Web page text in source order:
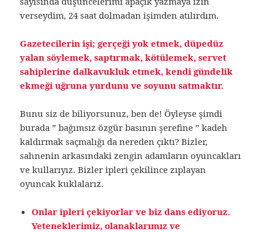
verseydim, 24 saat dolmadan işimden atılırdım.
Gazetecilerin işi; gerçeği yok etmek, düpedüz
yalan söylemek, saptırmak, kötülemek, servet
sahiplerine dalkavukluk etmek, kendi gündelik
ekmeği uğruna yurdunu ve soyunu satmaktır.
Bunu siz de biliyorsunuz, ben de! Öyleyse şimdi
burada ” bağımsız özgür basının şerefine ” kadeh
kaldırmak saçmalığı da nereden çıktı? Bizler,
sahnenin arkasındaki zengin adamların oyuncakları
ve kullarıyız. Bizler ipleri çekilince zıplayan
oyuncak kuklalarız.
Onlar ipleri çekiyorlar ve biz dans ediyoruz.
Yeteneklerimiz, olanaklarımız ve